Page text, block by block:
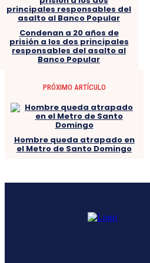
Condenan a 20 años de
prisión a los dos principales
responsables del asalto al
Banco Popular
PRÓXIMO ARTÍCULO
Hombre queda atrapado en
el Metro de Santo Domingo